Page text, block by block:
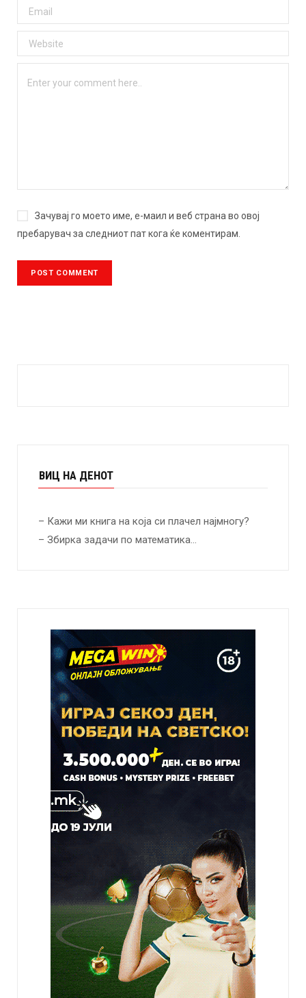
Зачувај го моето име, е-маил и веб страна во овој
пребарувач за следниот пат кога ќе коментирам.
ВИЦ НА ДЕНОТ
– Кажи ми книга на која си плачел најмногу?
– Збирка задачи по математика…